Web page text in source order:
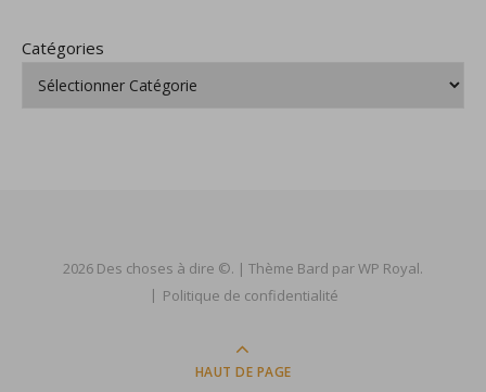
Catégories
2026 Des choses à dire ©. | Thème Bard parWP Royal.
Politique de confidentialité
HAUT DE PAGE